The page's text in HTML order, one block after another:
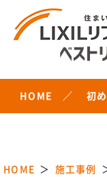
HOME 初
HOME 施工事例